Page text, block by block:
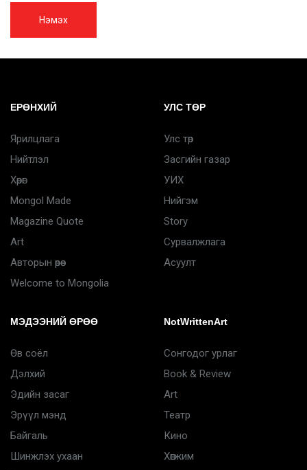
Нэмэх
ЕРӨНХИЙ
Ярилцлага
Нийтлэл
Хөрөг
Mongol Made
Magazine Quote
Art
Авторын өрөө
Welcome to Mongolia
УЛС ТӨР
Улс төр
Засгийн газар
УИХ
Нийгэм
Story
Сурвалжлага
Асуулт
МЭДЭЭНИЙ ӨРӨӨ
Өв соёл
Дэлхий
Эдийн засаг
Эрүүл мэнд
Байгаль
Шинжлэх ухаан
NotWrittenArt
Сонгодог урлаг
Book & Review
Art
Театр
Кино
Хөгжим